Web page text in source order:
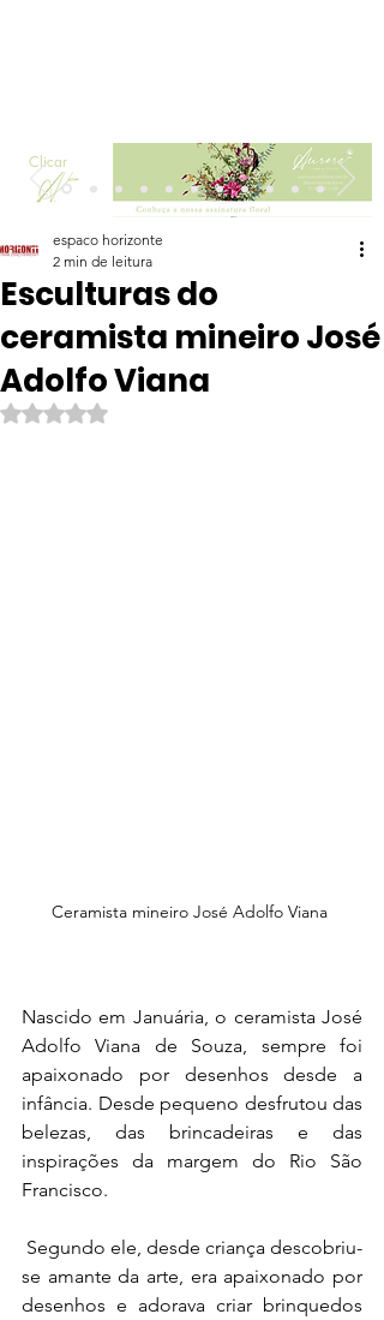
Clicar
Esculturas do
ceramista mineiro José
Adolfo Viana
espaco horizonte
2 min de leitura
Avaliado com NaN de 5 estrelas.
Ceramista mineiro José Adolfo Viana
Nascido em Januária, o ceramista José
Adolfo Viana de Souza, sempre foi
apaixonado por desenhos desde a
infância. Desde pequeno desfrutou das
belezas, das brincadeiras e das
inspirações da margem do Rio São
Francisco.
se amante da arte, era apaixonado por
desenhos e adorava criar brinquedos